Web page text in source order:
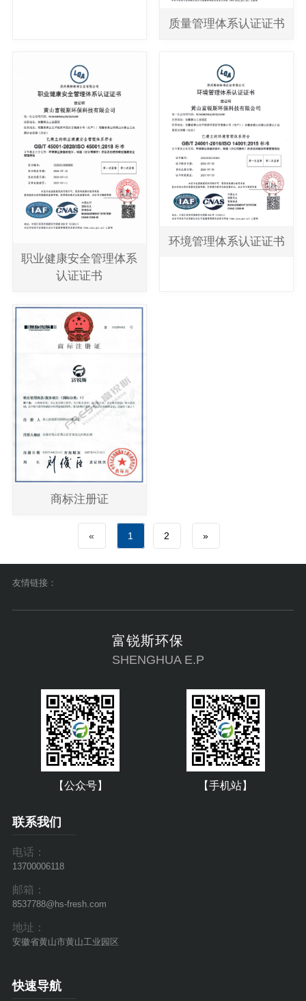
质量管理体系认证证书
职业健康安全管理体系
认证证书
环境管理体系认证证书
商标注册证
« 1 2 »
友情链接：
富锐斯环保
SHENGHUA E.P
【公众号】 【手机站】
联系我们
电话：
13700006118
邮箱：
8537788@hs-fresh.com
地址：
安徽省黄山市黄山工业园区
快速导航